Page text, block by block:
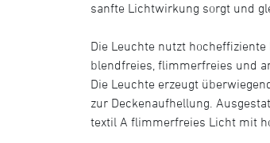
sanfte Lichtwirkung sorgt und
Die Leuchte nutzt
blendfreies, flimmerfreies und
Die Leuchte erzeugt
zur Deckenaufhellung.
textil A flimmerfreies Licht mit